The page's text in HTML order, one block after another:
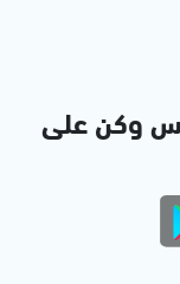
وكن على